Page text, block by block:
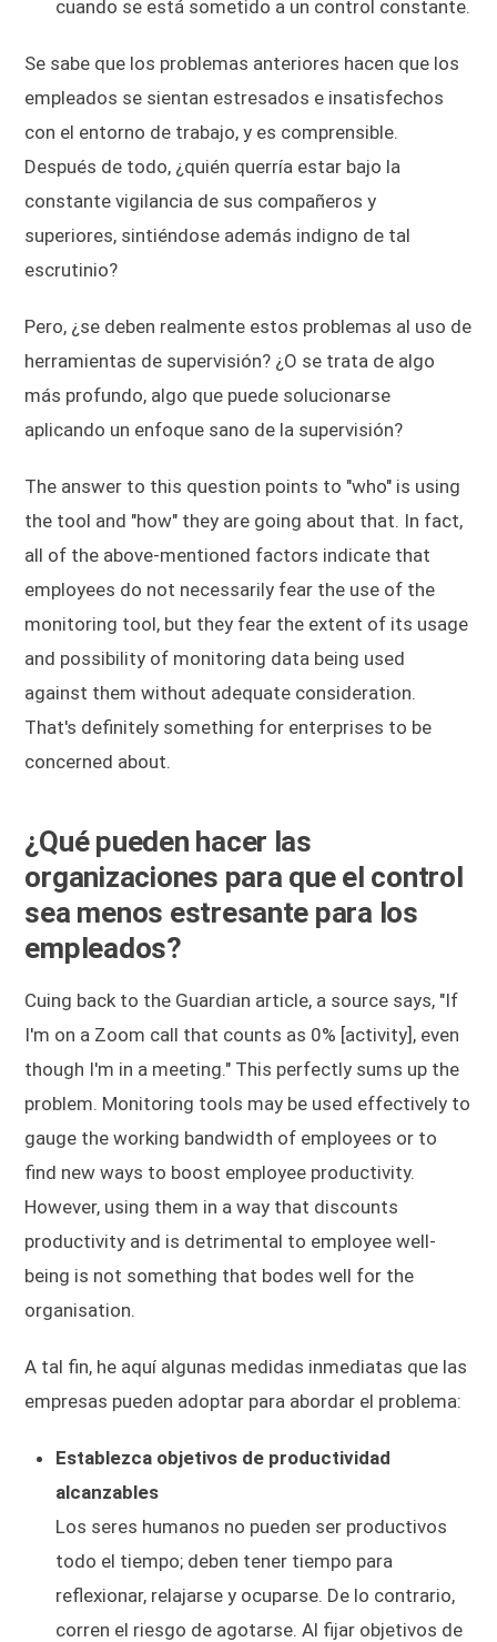
cuando se está sometido a un control constante.
Se sabe que los problemas anteriores hacen que los
empleados se sientan estresados e insatisfechos
con el entorno de trabajo, y es comprensible.
Después de todo, ¿quién querría estar bajo la
constante vigilancia de sus compañeros y
superiores, sintiéndose además indigno de tal
escrutinio?
Pero, ¿se deben realmente estos problemas al uso de
herramientas de supervisión? ¿O se trata de algo
más profundo, algo que puede solucionarse
aplicando un enfoque sano de la supervisión?
The answer to this question points to "who" is using
the tool and "how" they are going about that. In fact,
all of the above-mentioned factors indicate that
employees do not necessarily fear the use of the
monitoring tool, but they fear the extent of its usage
and possibility of monitoring data being used
against them without adequate consideration.
That's definitely something for enterprises to be
concerned about.
¿Qué pueden hacer las
organizaciones para que el control
sea menos estresante para los
empleados?
Cuing back to the Guardian article, a source says, "If
I'm on a Zoom call that counts as 0% [activity], even
though I'm in a meeting." This perfectly sums up the
problem. Monitoring tools may be used effectively to
gauge the working bandwidth of employees or to
find new ways to boost employee productivity.
However, using them in a way that discounts
productivity and is detrimental to employee well-
being is not something that bodes well for the
organisation.
A tal fin, he aquí algunas medidas inmediatas que las
empresas pueden adoptar para abordar el problema:
Establezca objetivos de productividad
alcanzables
Los seres humanos no pueden ser productivos
todo el tiempo; deben tener tiempo para
reflexionar, relajarse y ocuparse. De lo contrario,
corren el riesgo de agotarse. Al fijar objetivos de